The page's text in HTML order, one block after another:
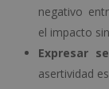
negativo
el impacto
Expresar
asertividad